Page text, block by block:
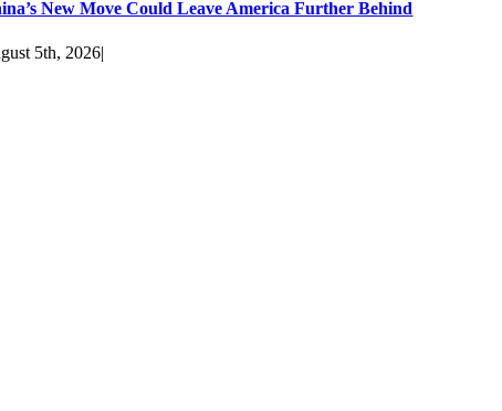
New Move Could Leave America Further Behind
5th, 2026|